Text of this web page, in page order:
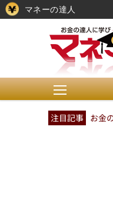
注目記事 お金
マネーの達人